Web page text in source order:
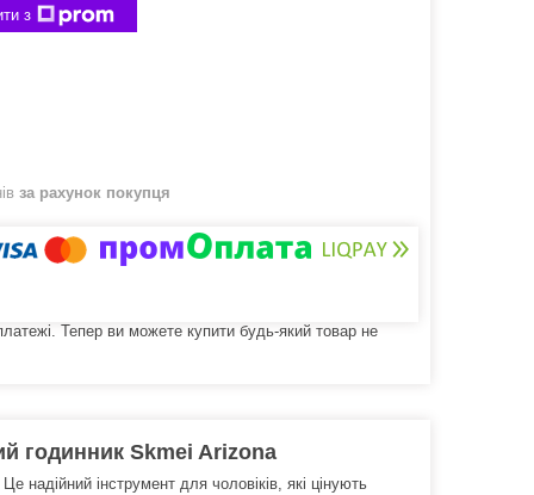
з
за рахунок покупця
Тепер ви можете купити будь-який товар не
годинник Skmei Arizona
інструмент для чоловіків, які цінують